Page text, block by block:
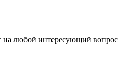
на любой интересующий вопрос